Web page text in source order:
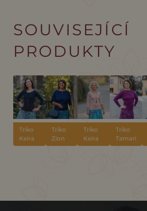
SOUVISEJÍCÍ
PRODUKTY
Triko
Keira
"Navy"
Triko
Zion
"Navy"
Triko
Keira
"Pink
Triko
Tamari
"Lava"